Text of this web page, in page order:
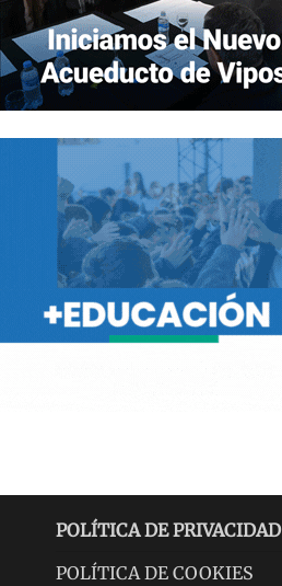
POLÍTICA DE PRIVACIDAD
POLÍTICA DE COOKIES